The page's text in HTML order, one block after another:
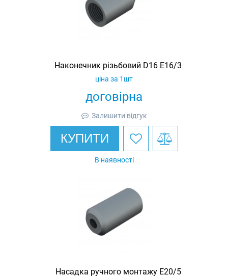
Наконечник різьбовий D16 E16/3
договірна
ціна за 1шт
Залишити відгук
КУПИТИ
В наявності
Насадка ручного монтажу E20/5